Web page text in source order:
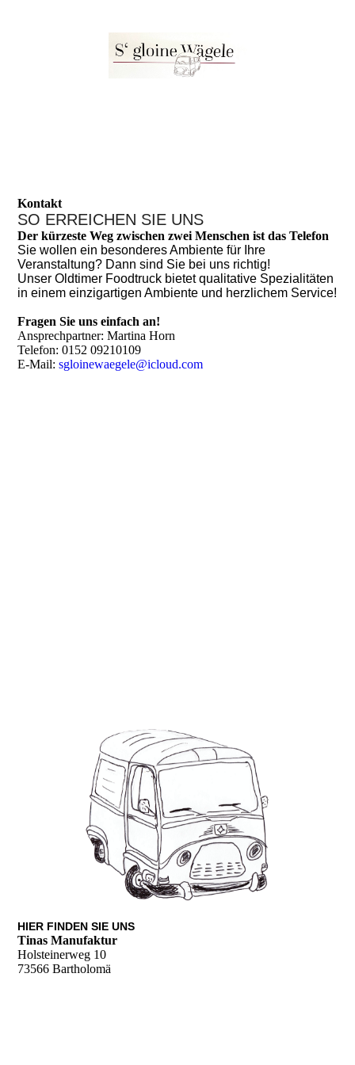
Kontakt
SO ERREICHEN SIE UNS
Der kürzeste Weg zwischen zwei Menschen ist das Telefon
Sie wollen ein besonderes Ambiente für Ihre
Veranstaltung? Dann sind Sie bei uns richtig!
Unser Oldtimer Foodtruck bietet qualitative Spezialitäten
in einem einzigartigen Ambiente und herzlichem Service!
Fragen Sie uns einfach an!
Ansprechpartner: Martina Horn
Telefon: 0152 09210109
E-Mail:sgloinewaegele@icloud.com
HIER FINDEN SIE UNS
Tinas Manufaktur
Holsteinerweg 10
73566 Bartholomä